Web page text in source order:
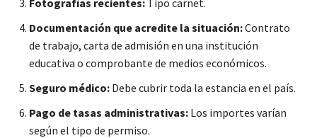
Documentación que acredite la situación:Contrato
de trabajo, carta de admisión en una institución
educativa o comprobante de medios económicos.
Seguro médico: Debe cubrir toda la estancia en el país.
Pago de tasas administrativas: Los importes varían
según el tipo de permiso.